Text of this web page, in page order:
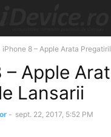
iPhone 8 – Apple Arata
– Apple
Lansarii
- sept. 22, 2017, 5:52 PM